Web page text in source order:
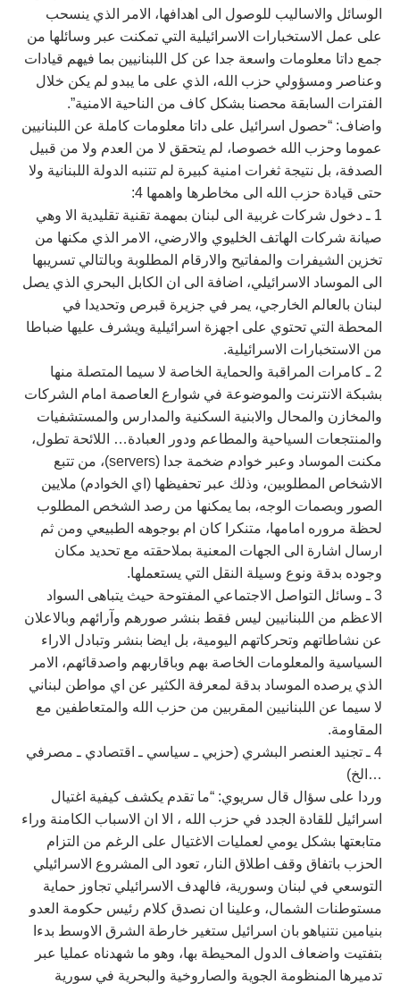
الوسائل والاساليب للوصول الى اهدافها، الامر الذي ينسحب
على عمل الاستخبارات الاسرائيلية التي تمكنت عبر وسائلها من
جمع داتا معلومات واسعة جدا عن كل اللبنانيين بما فيهم قيادات
وعناصر ومسؤولي حزب الله، الذي على ما يبدو لم يكن خلال
الفترات السابقة محصنا بشكل كاف من الناحية الامنية”.
واضاف: “حصول اسرائيل على داتا معلومات كاملة عن اللبنانيين
عموما وحزب الله خصوصا، لم يتحقق لا من العدم ولا من قبيل
الصدفة، بل نتيجة ثغرات امنية كبيرة لم تتنبه الدولة اللبنانية ولا
حتى قيادة حزب الله الى مخاطرها واهمها 4:
1 ـ دخول شركات غربية الى لبنان بمهمة تقنية تقليدية الا وهي
صيانة شركات الهاتف الخليوي والارضي، الامر الذي مكنها من
تخزين الشيفرات والمفاتيح والارقام المطلوبة وبالتالي تسريبها
الى الموساد الاسرائيلي، اضافة الى ان الكابل البحري الذي يصل
لبنان بالعالم الخارجي، يمر في جزيرة قبرص وتحديدا في
المحطة التي تحتوي على اجهزة اسرائيلية ويشرف عليها ضباطا
من الاستخبارات الاسرائيلية.
2 ـ كامرات المراقبة والحماية الخاصة لا سيما المتصلة منها
بشبكة الانترنت والموضوعة في شوارع العاصمة امام الشركات
والمخازن والمحال والابنية السكنية والمدارس والمستشفيات
والمنتجعات السياحية والمطاعم ودور العبادة… اللائحة تطول،
مكنت الموساد وعبر خوادم ضخمة جدا (servers)، من تتبع
الاشخاص المطلوبين، وذلك عبر تحفيظها (اي الخوادم) ملايين
الصور وبصمات الوجه، بما يمكنها من رصد الشخص المطلوب
لحظة مروره امامها، متنكرا كان ام بوجوهه الطبيعي ومن ثم
ارسال اشارة الى الجهات المعنية بملاحقته مع تحديد مكان
وجوده بدقة ونوع وسيلة النقل التي يستعملها.
3 ـ وسائل التواصل الاجتماعي المفتوحة حيث يتباهى السواد
الاعظم من اللبنانيين ليس فقط بنشر صورهم وآرائهم وبالاعلان
عن نشاطاتهم وتحركاتهم اليومية، بل ايضا بنشر وتبادل الاراء
السياسية والمعلومات الخاصة بهم وباقاربهم واصدقائهم، الامر
الذي يرصده الموساد بدقة لمعرفة الكثير عن اي مواطن لبناني
لا سيما عن اللبنانيين المقربين من حزب الله والمتعاطفين مع
المقاومة.
4 ـ تجنيد العنصر البشري (حزبي ـ سياسي ـ اقتصادي ـ مصرفي
…الخ)
وردا على سؤال قال سريوي: “ما تقدم يكشف كيفية اغتيال
اسرائيل للقادة الجدد في حزب الله ، الا ان الاسباب الكامنة وراء
متابعتها بشكل يومي لعمليات الاغتيال على الرغم من التزام
الحزب باتفاق وقف اطلاق النار، تعود الى المشروع الاسرائيلي
التوسعي في لبنان وسورية، فالهدف الاسرائيلي تجاوز حماية
مستوطنات الشمال، وعلينا ان نصدق كلام رئيس حكومة العدو
بنيامين نتنياهو بان اسرائيل ستغير خارطة الشرق الاوسط بدءا
بتفتيت واضعاف الدول المحيطة بها، وهو ما شهدناه عمليا عبر
تدميرها المنظومة الجوية والصاروخية والبحرية في سورية